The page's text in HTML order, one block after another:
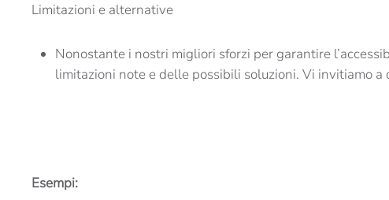
Limitazioni e alternative
Nonostante i nostri migliori sforzi per garantire
limitazioni note e delle possibili soluzioni. Vi invitiamo
Esempi: